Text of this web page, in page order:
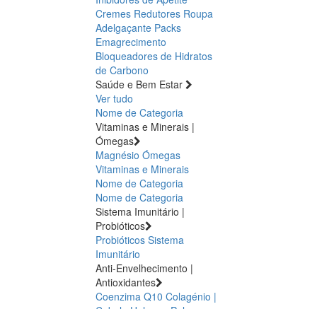
Cremes Redutores Roupa
Adelgaçante Packs
Emagrecimento
Bloqueadores de Hidratos
de Carbono
Saúde e Bem Estar
Ver tudo
Nome de Categoria
Vitaminas e Minerais |
Ómegas
Magnésio Ómegas
Vitaminas e Minerais
Nome de Categoria
Nome de Categoria
Sistema Imunitário |
Probióticos
Probióticos Sistema
Imunitário
Anti-Envelhecimento |
Antioxidantes
Coenzima Q10 Colagénio |